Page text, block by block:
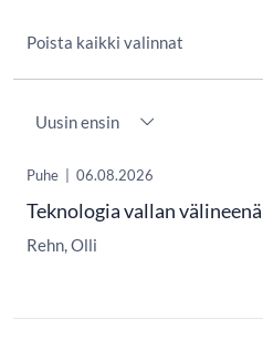
Poista kaikki valinnat
Puhe 06.08.2026
Teknologia vallan välineenä
Rehn, Olli